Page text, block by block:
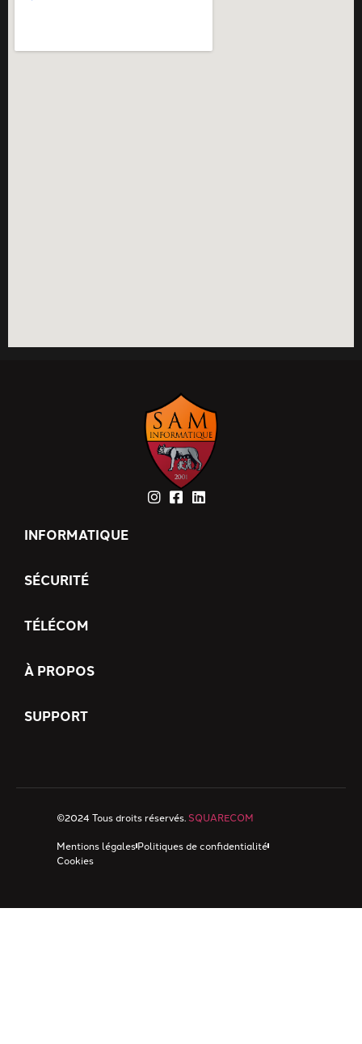
INFORMATIQUE
SÉCURITÉ
TÉLÉCOM
À PROPOS
SUPPORT
©2024 Tous droits réservés.SQUARECOM
Mentions légalesPolitiques de confidentialité
Cookies